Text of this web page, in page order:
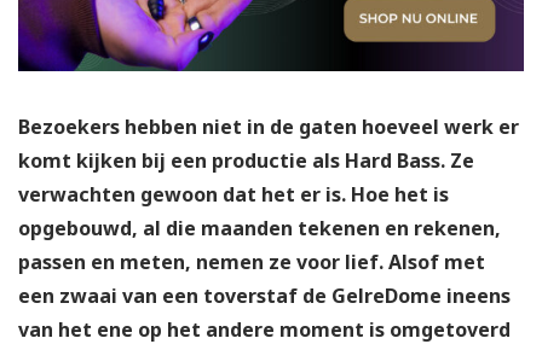
Bezoekers hebben niet in de gaten hoeveel werk er
komt kijken bij een productie als Hard Bass. Ze
verwachten gewoon dat het er is. Hoe het is
opgebouwd, al die maanden tekenen en rekenen,
passen en meten, nemen ze voor lief. Alsof met
een zwaai van een toverstaf de GelreDome ineens
van het ene op het andere moment is omgetoverd